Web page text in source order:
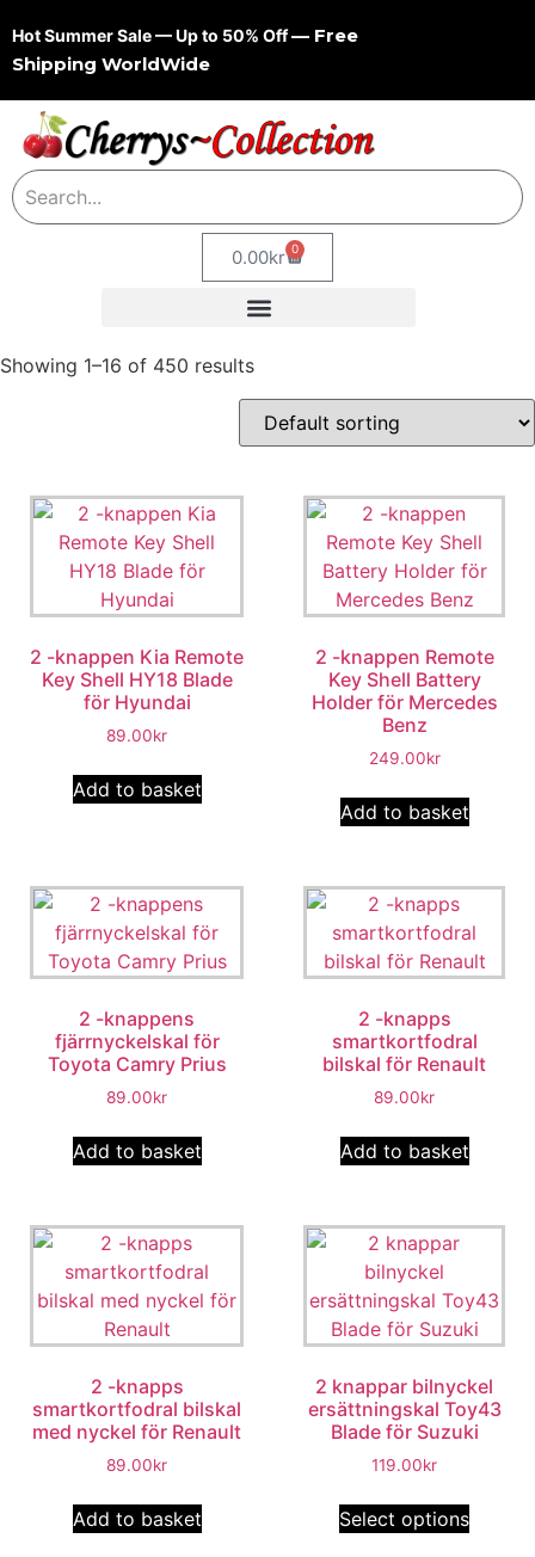
Hot Summer Sale — Up to 50% Off— Free
Shipping WorldWide
0.00kr 0
Showing 1–16 of 450 results
2 -knappen Kia Remote
Key Shell HY18 Blade
för Hyundai
89.00kr
Add to basket
2 -knappen Remote
Key Shell Battery
Holder för Mercedes
Benz
249.00kr
Add to basket
2 -knappens
fjärrnyckelskal för
Toyota Camry Prius
89.00kr
Add to basket
2 -knapps
smartkortfodral
bilskal för Renault
89.00kr
Add to basket
2 -knapps
smartkortfodral bilskal
med nyckel för Renault
89.00kr
Add to basket
2 knappar bilnyckel
ersättningskal Toy43
Blade för Suzuki
119.00kr
Select options